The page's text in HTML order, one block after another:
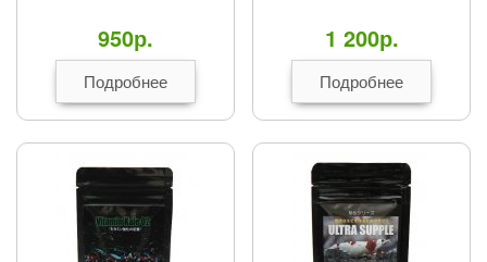
950р.
Подробнее
1 200р.
Подробнее